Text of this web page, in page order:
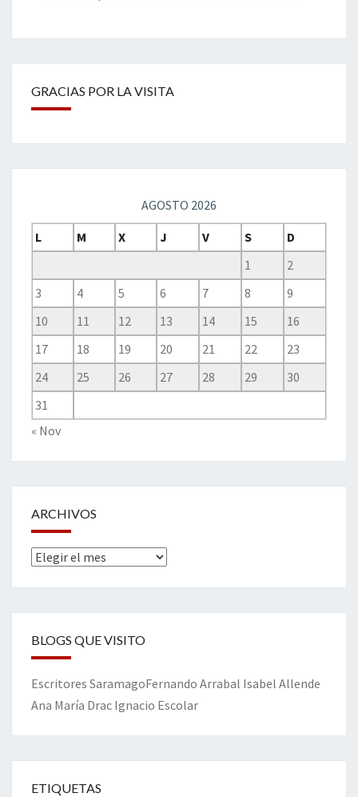
GRACIAS POR LA VISITA
AGOSTO 2026
L
M X J V S
D
1
2
3
4 5 6 7 8
9
10
11 12 13 14 15
16
17
18 19 20 21 22
23
24
25 26 27 28 29
30
31
« Nov
ARCHIVOS
Archivos
BLOGS QUE VISITO
Escritores SaramagoFernando Arrabal Isabel Allende
Ana María Drac Ignacio Escolar
ETIQUETAS